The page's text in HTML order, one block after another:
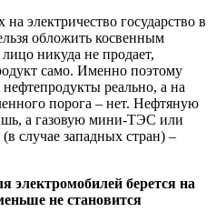
электричество государство в
обложить косвенным
никуда не продает,
само. Именно поэтому
реально, а на
порога – нет. Нефтяную
а газовую мини-ТЭС или
случае западных стран) –
берется на
не становится